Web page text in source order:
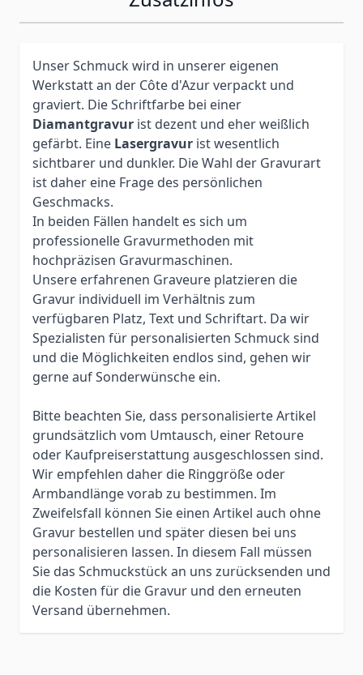
Unser Schmuck wird in unserer eigenen
Werkstatt an der Côte d'Azur verpackt und
graviert. Die Schriftfarbe bei einer
Diamantgravur ist dezent und eher weißlich
gefärbt. Eine Lasergravur ist wesentlich
sichtbarer und dunkler. Die Wahl der Gravurart
ist daher eine Frage des persönlichen
Geschmacks.
In beiden Fällen handelt es sich um
professionelle Gravurmethoden mit
hochpräzisen Gravurmaschinen.
Unsere erfahrenen Graveure platzieren die
Gravur individuell im Verhältnis zum
verfügbaren Platz, Text und Schriftart. Da wir
Spezialisten für personalisierten Schmuck sind
und die Möglichkeiten endlos sind, gehen wir
gerne auf Sonderwünsche ein.
Bitte beachten Sie, dass personalisierte Artikel
grundsätzlich vom Umtausch, einer Retoure
oder Kaufpreiserstattung ausgeschlossen sind.
Wir empfehlen daher die Ringgröße oder
Armbandlänge vorab zu bestimmen. Im
Zweifelsfall können Sie einen Artikel auch ohne
Gravur bestellen und später diesen bei uns
personalisieren lassen. In diesem Fall müssen
Sie das Schmuckstück an uns zurücksenden und
die Kosten für die Gravur und den erneuten
Versand übernehmen.